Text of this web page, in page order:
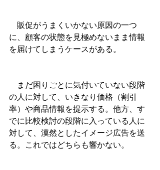
販促がうまくいかない原因の一つ
に、顧客の状態を見極めないまま情報
を届けてしまうケースがある。
まだ困りごとに気付いていない段階
の人に対して、いきなり価格（割引
率）や商品情報を提示する。他方、す
でに比較検討の段階に入っている人に
対して、漠然としたイメージ広告を送
る。これではどちらも響かない。